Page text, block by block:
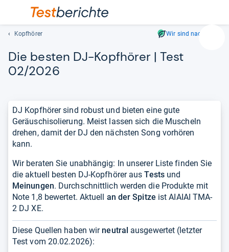
lassen
mit
den
Kopfhörer Wir sind nachhaltig
Die bes­ten DJ-​Kopf­hö­rer | Test
02/2026
DJ Kopfhörer sind robust und bieten eine gute
Geräuschisolierung. Meist lassen sich die Muscheln
drehen, damit der DJ den nächsten Song vorhören
kann.
Wir beraten Sie unabhängig: In unserer Liste finden Sie
die aktuell besten DJ-Kopfhörer ausTestsund
Meinungen. Durchschnittlich werden die Produkte mit
Note 1,8 bewertet. Aktuell an der Spitze ist AIAIAI TMA-
2 DJ XE.
Diese Quellen haben wir neutral ausgewertet (letzter
Test vom 20.02.2026):